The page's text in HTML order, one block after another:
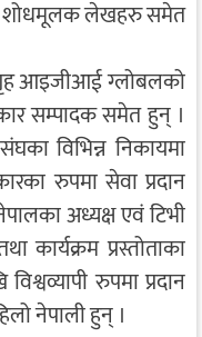
शोधमूलक लेखहरु समेत
गृह आइजीआई ग्लोबलको
सम्पादक समेत हुन् ।
विभिन्न निकायमा
रुपमा सेवा प्रदान
अध्यक्ष एवं टिभी
कार्यक्रम प्रस्तोताका
रुपमा प्रदान
नेपाली हुन् ।